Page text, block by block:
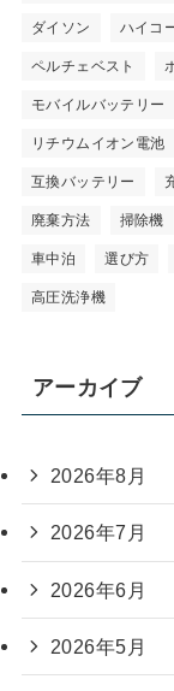
ダイソン ハイコ
ペルチェベスト
モバイルバッテリー
リチウムイオン電池
互換バッテリー
廃棄方法 掃除機
車中泊 選び方
高圧洗浄機
アーカイブ
2026年8月
2026年7月
2026年6月
2026年5月